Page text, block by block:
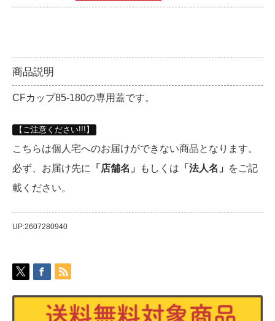
商品説明
CFカップ85-180の専用蓋です。
【ご注意ください!!!】
こちらは個人宅へのお届けができない商品となります。
必ず、お届け先に 「店舗名」 もしくは 「法人名」
をご記
載ください。
UP:2607280940